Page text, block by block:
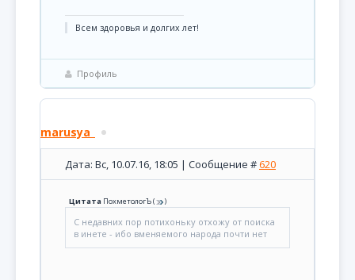
Всем здоровья и долгих лет!
Профиль
marusya_
Дата: Вс, 10.07.16, 18:05 | Сообщение #620
Цитата ПохметологЪ( )
С недавних пор потихоньку отхожу от поиска
в инете - ибо вменяемого народа почти нет